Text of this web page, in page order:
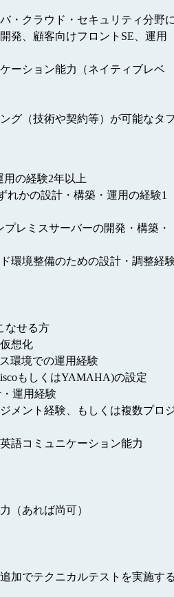
・クラウド・セキュリティ分野
発、顧客向けフロントSE、運用
ーション能力（ネイティブレベ
グ（技術や契約等）が可能なタ
用の経験2年以上
れかの設計・構築・運用の経験1
プレミスサーバーの開発・構築・
環境整備のための設計・調整経
なせる方
想化
環境での運用経験
もしくはYAMAHA)の設定
運用経験
メント経験、もしくは複数プロ
語コミュニケーション能力
（あれば尚可）
加でテクニカルテストを実施す